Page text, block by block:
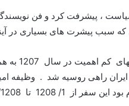
، پیشرفت کرد و فن
که سبب پیشرت های بسیاری در
پس از
ایران راهی روسیه شد .
تا 12/1208 طول کشید